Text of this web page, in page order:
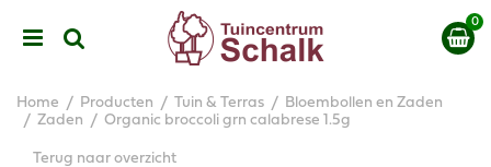
Home Producten Tuin & Terras
Bloembollen en Zaden
Zaden
Organic broccoli grn calabrese 1.5g
Terug naar overzicht